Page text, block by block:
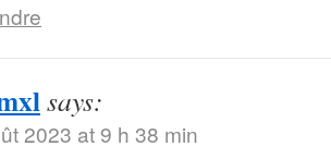
says:
2023 at 9 h 38 min